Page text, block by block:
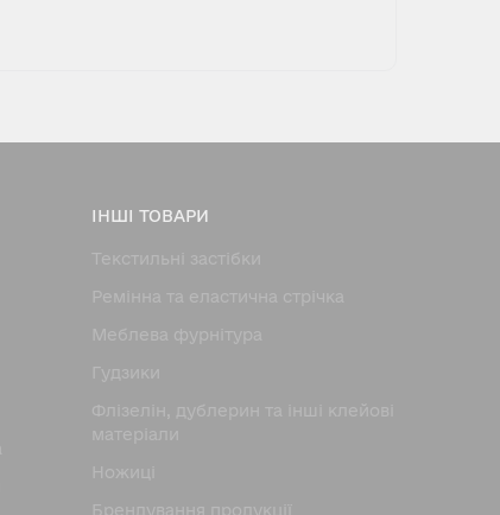
ІНШІ ТОВАРИ
Текстильні застібки
Ремінна та еластична стрічка
Меблева фурнітура
Гудзики
Флізелін, дублерин та інші клейові
матеріали
Ножицi
Брендування продукції